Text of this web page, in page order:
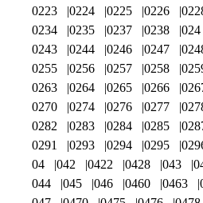
0223
0224 0225 0226
0234
0235 0237 0238 024
0243
0244 0246 0247
0255
0256 0257 0258
0263
0264 0265 0266
0270
0274 0276 0277
0282
0283 0284 0285
0291
0293 0294 0295
04
042 0422 0428 043
044
045 046 0460 0463